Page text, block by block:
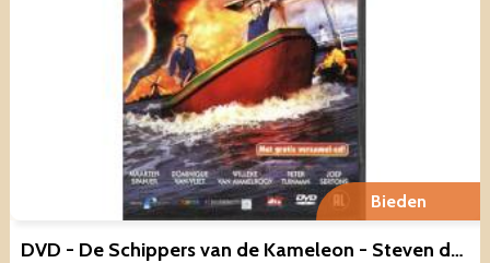
Bieden
DVD - De Schippers van de Kameleon - Steven de Jong